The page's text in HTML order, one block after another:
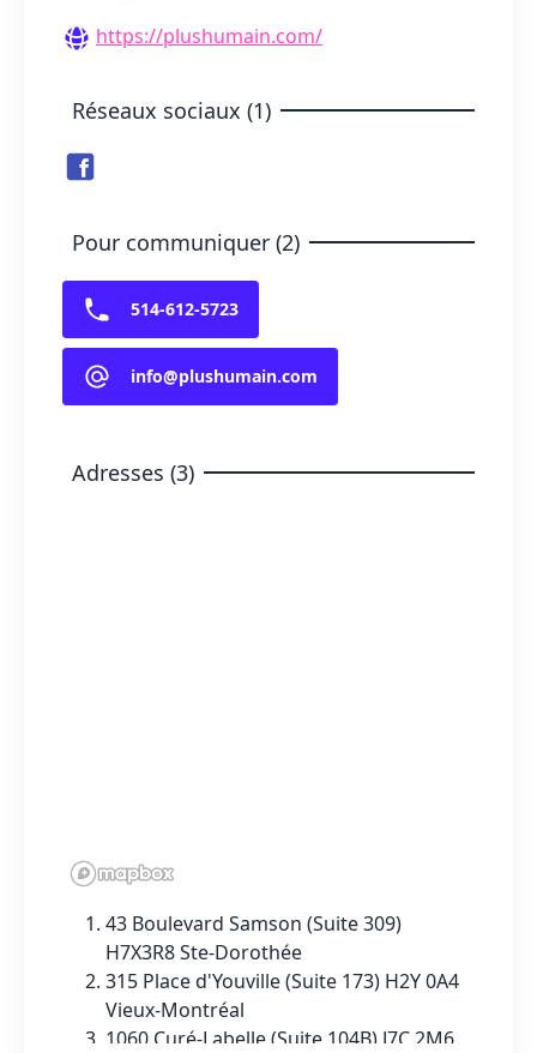
https://plushumain.com/
Réseaux sociaux (1)
Pour communiquer (2)
514-612-5723
info@plushumain.com
Adresses (3)
43 Boulevard Samson (Suite 309)
H7X3R8 Ste-Dorothée
315 Place d'Youville (Suite 173) H2Y 0A4
Vieux-Montréal
1060 Curé-Labelle (Suite 104B) J7C 2M6